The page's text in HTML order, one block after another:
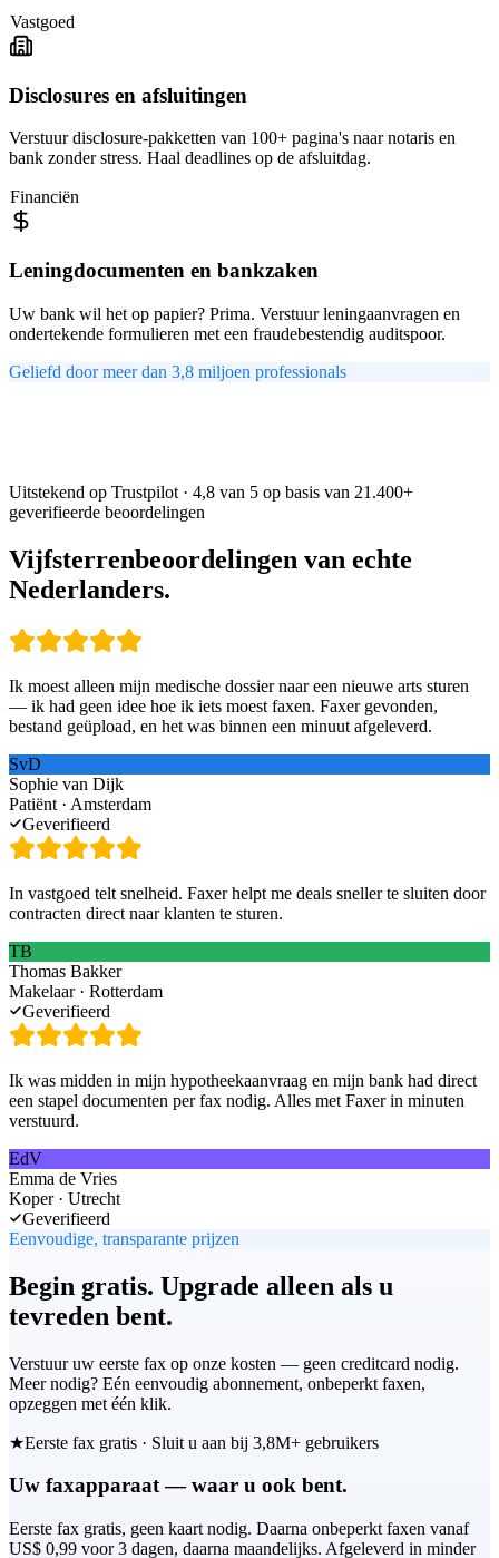
Vastgoed
Disclosures en afsluitingen
Verstuur disclosure-pakketten van 100+ pagina's naar notaris en
bank zonder stress. Haal deadlines op de afsluitdag.
Financiën
Leningdocumenten en bankzaken
Uw bank wil het op papier? Prima. Verstuur leningaanvragen en
ondertekende formulieren met een fraudebestendig auditspoor.
Geliefd door meer dan 3,8 miljoen professionals
Uitstekend op Trustpilot · 4,8 van 5 op basis van 21.400+
geverifieerde beoordelingen
Vijfsterrenbeoordelingen van echte
Nederlanders.
Ik moest alleen mijn medische dossier naar een nieuwe arts sturen
— ik had geen idee hoe ik iets moest faxen. Faxer gevonden,
bestand geüpload, en het was binnen een minuut afgeleverd.
SvD
Sophie van Dijk
Patiënt · Amsterdam
Geverifieerd
In vastgoed telt snelheid. Faxer helpt me deals sneller te sluiten door
contracten direct naar klanten te sturen.
TB
Thomas Bakker
Makelaar · Rotterdam
Geverifieerd
Ik was midden in mijn hypotheekaanvraag en mijn bank had direct
een stapel documenten per fax nodig. Alles met Faxer in minuten
verstuurd.
EdV
Emma de Vries
Koper · Utrecht
Geverifieerd
Eenvoudige, transparante prijzen
Begin gratis. Upgrade alleen als u
tevreden bent.
Verstuur uw eerste fax op onze kosten — geen creditcard nodig.
Meer nodig? Eén eenvoudig abonnement, onbeperkt faxen,
opzeggen met één klik.
★Eerste fax gratis · Sluit u aan bij 3,8M+ gebruikers
Uw faxapparaat — waar u ook bent.
Eerste fax gratis, geen kaart nodig. Daarna onbeperkt faxen vanaf
US$ 0,99 voor 3 dagen, daarna maandelijks. Afgeleverd in minder